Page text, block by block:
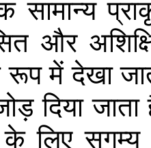
सामान्य
और
रूप में देखा
दिया जाता
के लिए सुगम्य